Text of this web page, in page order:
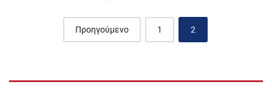
navigation
Προηγούμενο 1 2